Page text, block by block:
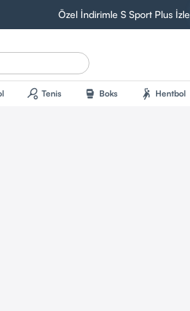
Özel İndirimle S Sport Plus İzle
sports_tennis Tenis sports_mma Boks sports_handball Hentbol